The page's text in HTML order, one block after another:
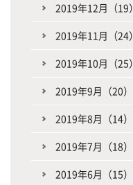
2019年12月（19）
2019年11月（24）
2019年10月（25）
2019年9月（20）
2019年8月（14）
2019年7月（18）
2019年6月（15）